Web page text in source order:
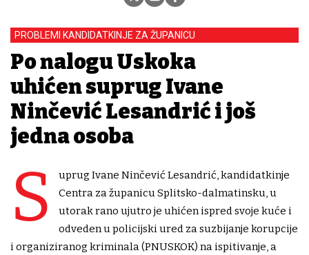
PROBLEMI KANDIDATKINJE ZA ŽUPANICU
Po nalogu Uskoka
uhićen suprug Ivane
Ninčević Lesandrić i još
jedna osoba
S
uprug Ivane Ninčević Lesandrić, kandidatkinje
Centra za županicu Splitsko-dalmatinsku, u
utorak rano ujutro je uhićen ispred svoje kuće i
odveden u policijski ured za suzbijanje korupcije
i organiziranog kriminala (PNUSKOK) na ispitivanje, a